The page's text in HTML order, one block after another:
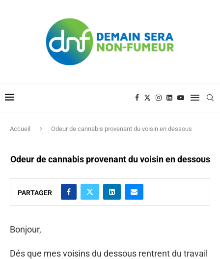
Accueil Odeur de cannabis provenant du voisin en dessous
Odeur de cannabis provenant du voisin en dessous
PARTAGER
Bonjour,
Dés que mes voisins du dessous rentrent du travail